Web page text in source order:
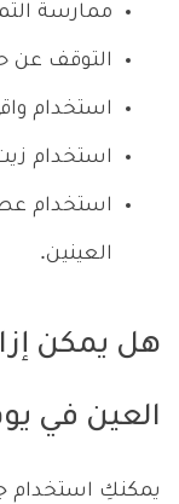
ممارسة
التوقف عن
استخدام
استخدام
استخدام
العينين.
هل يمكن
العين في
يمكنكِ استخدام